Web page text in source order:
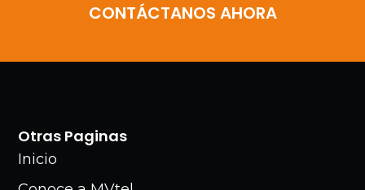
CONTÁCTANOS AHORA
Otras Paginas
Inicio